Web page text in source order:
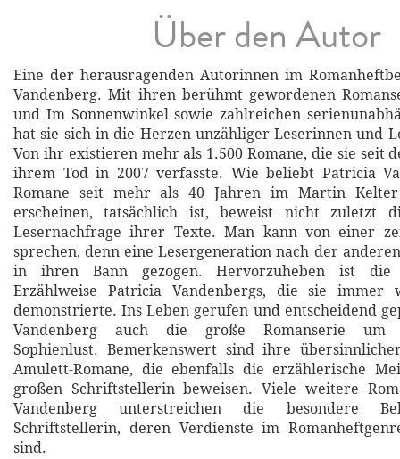
Über den Autor
Eine der herausragenden Autorinnen im
Vandenberg. Mit ihren berühmt gewordenen
und Im Sonnenwinkel sowie zahlreichen
hat sie sich in die Herzen unzähliger Leserinnen und
Von ihr existieren mehr als 1.500 Romane, die sie seit
ihrem Tod in 2007 verfasste. Wie beliebt Patricia
Romane seit mehr als 40 Jahren im Martin
erscheinen, tatsächlich ist, beweist nicht zuletzt
Lesernachfrage ihrer Texte. Man kann von einer
sprechen, denn eine Lesergeneration nach der
in ihren Bann gezogen. Hervorzuheben ist die
Erzählweise Patricia Vandenbergs, die sie immer
demonstrierte. Ins Leben gerufen und entscheidend
Vandenberg auch die große Romanserie um
Sophienlust. Bemerkenswert sind ihre
Amulett-Romane, die ebenfalls die erzählerische
großen Schriftstellerin beweisen. Viele weitere
Vandenberg unterstreichen die besondere
Schriftstellerin, deren Verdienste im
sind.